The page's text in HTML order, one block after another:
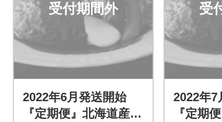
受付期間外
2022年6月発送開始
『定期便』北海道産と
受
2022年7
『定期